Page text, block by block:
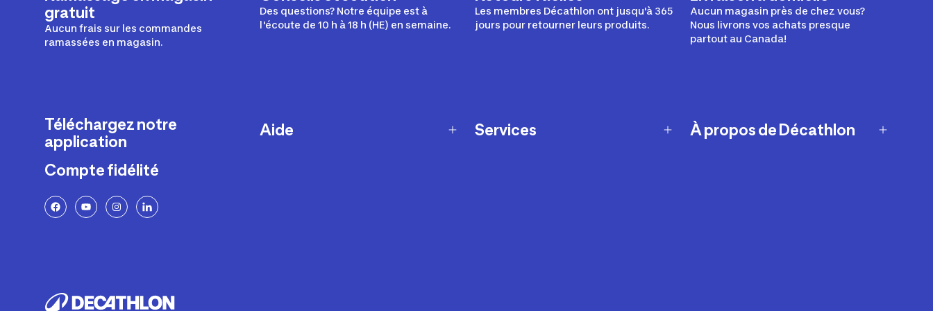
gratuit
Aucun frais sur les commandes
ramassées en magasin.
Des questions? Notre équipe est à
l'écoute de 10 h à 18 h (HE) en semaine.
Les membres Décathlon ont jusqu'à 365
jours pour retourner leurs produits.
Aucun magasin près de chez vous?
Nous livrons vos achats presque
partout au Canada!
Téléchargez notre
application
Compte fidélité
Aide Services À propos de Décathlon